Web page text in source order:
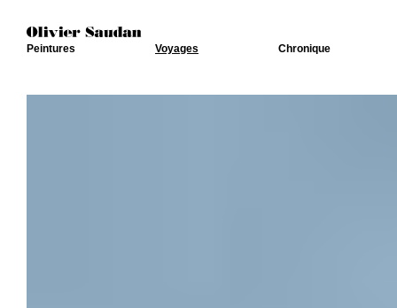
Peintures Voyages Chronique